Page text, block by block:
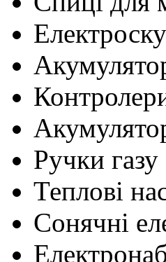
Ручки газу
Теплові
Сонячні